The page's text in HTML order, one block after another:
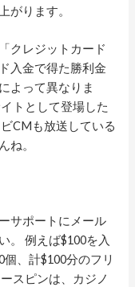
がります。
クレジットカード
入金で得た勝利金
よって異なりま
トとして登場した
CMも放送している
ね。
サポートにメール
。 例えば$100を入
、計$100分のフリ
スピンは、カジノ